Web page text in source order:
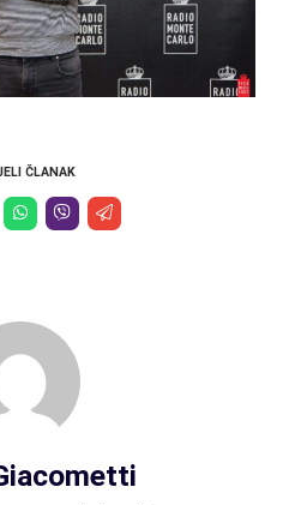
ČLANAK